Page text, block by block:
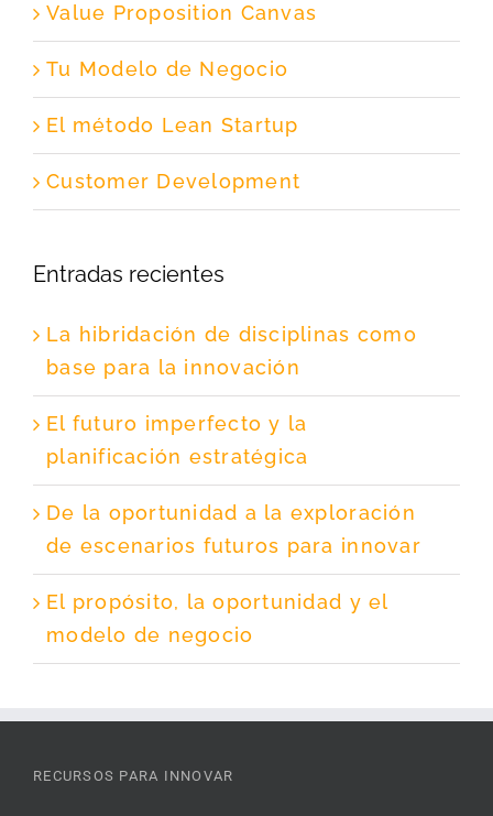
Value Proposition Canvas
Tu Modelo de Negocio
El método Lean Startup
Customer Development
Entradas recientes
La hibridación de disciplinas como
base para la innovación
El futuro imperfecto y la
planificación estratégica
De la oportunidad a la exploración
de escenarios futuros para innovar
El propósito, la oportunidad y el
modelo de negocio
RECURSOS PARA INNOVAR